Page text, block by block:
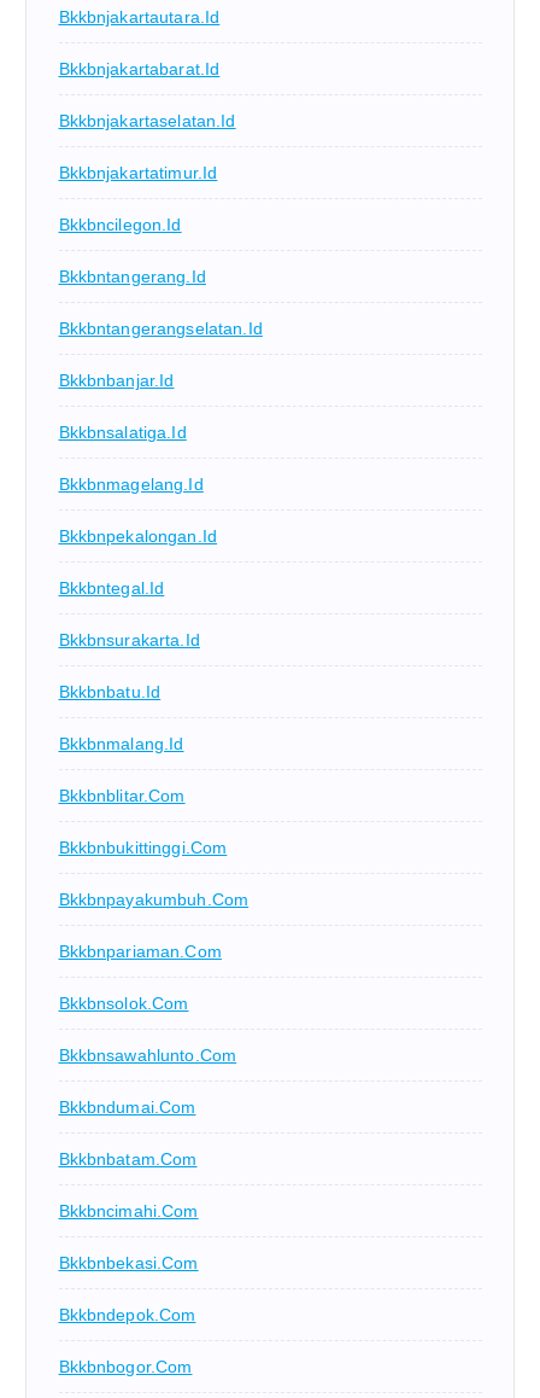
Bkkbnjakartautara.id
Bkkbnjakartabarat.id
Bkkbnjakartaselatan.id
Bkkbnjakartatimur.id
Bkkbncilegon.id
Bkkbntangerang.id
Bkkbntangerangselatan.id
Bkkbnbanjar.id
Bkkbnsalatiga.id
Bkkbnmagelang.id
Bkkbnpekalongan.id
Bkkbntegal.id
Bkkbnsurakarta.id
Bkkbnbatu.id
Bkkbnmalang.id
Bkkbnblitar.com
Bkkbnbukittinggi.com
Bkkbnpayakumbuh.com
Bkkbnpariaman.com
Bkkbnsolok.com
Bkkbnsawahlunto.com
Bkkbndumai.com
Bkkbnbatam.com
Bkkbncimahi.com
Bkkbnbekasi.com
Bkkbndepok.com
Bkkbnbogor.com